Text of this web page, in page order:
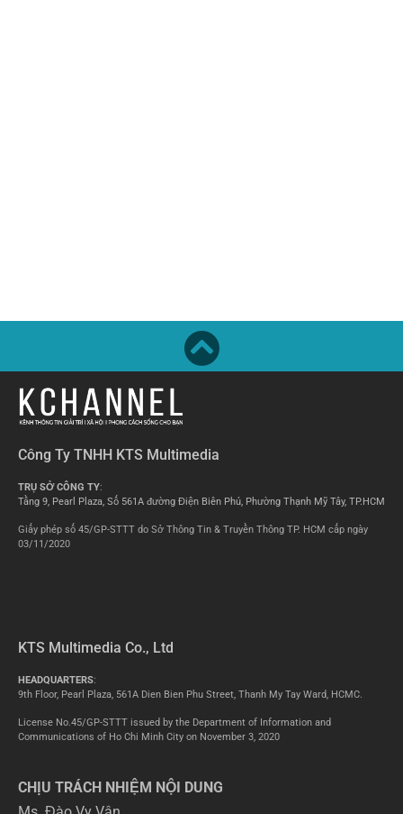
Công Ty TNHH KTS Multimedia
TRỤ SỞ CÔNG TY:
Tầng 9, Pearl Plaza, Số 561A đường Điện Biên Phủ, Phường Thạnh Mỹ Tây, TP.HCM
Giấy phép số 45/GP-STTT do Sở Thông Tin & Truyền Thông TP. HCM cấp ngày
03/11/2020
KTS Multimedia Co., Ltd
HEADQUARTERS:
9th Floor, Pearl Plaza, 561A Dien Bien Phu Street, Thanh My Tay Ward, HCMC.
License No.45/GP-STTT issued by the Department of Information and
Communications of Ho Chi Minh City on November 3, 2020
CHỊU TRÁCH NHIỆM NỘI DUNG